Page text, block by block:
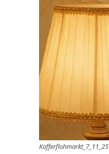
Kofferflohmarkt_7_11_25